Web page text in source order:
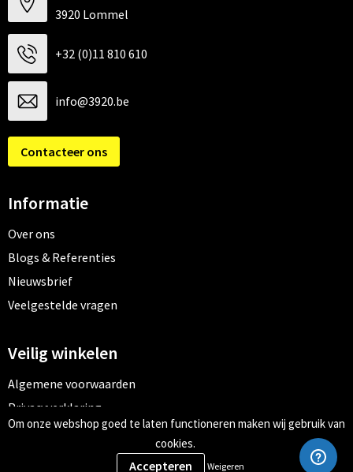
3920 Lommel
+32 (0)11 810 610
info@3920.be
Contacteer ons
Informatie
Over ons
Blogs & Referenties
Nieuwsbrief
Veelgestelde vragen
Veilig winkelen
Algemene voorwaarden
Privacyverklaring
Cookiebeleid
Om onze webshop goed te laten functioneren maken wij gebruik van
cookies.
Weigeren